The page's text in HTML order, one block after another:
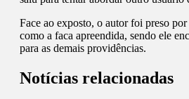
Face ao exposto, o autor foi preso
como a faca apreendida, sendo ele
para as demais providências.
Notícias relacionadas